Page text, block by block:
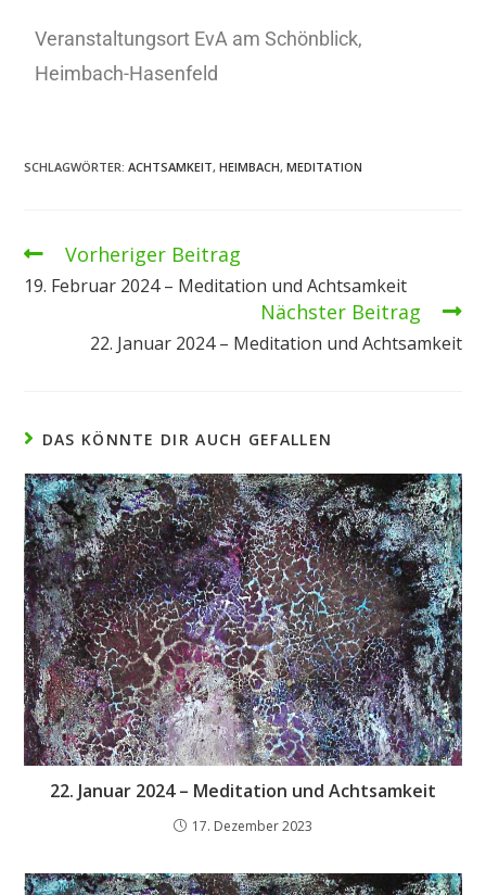
Veranstaltungsort EvA am Schönblick,
Heimbach-Hasenfeld
SCHLAGWÖRTER:ACHTSAMKEIT, HEIMBACH, MEDITATION
Vorheriger Beitrag
19. Februar 2024 – Meditation und Achtsamkeit
Nächster Beitrag
22. Januar 2024 – Meditation und Achtsamkeit
DAS KÖNNTE DIR AUCH GEFALLEN
22. Januar 2024 – Meditation und Achtsamkeit
17. Dezember 2023